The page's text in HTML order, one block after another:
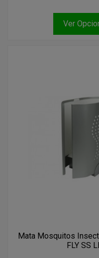
Ver
Mata Mosquitos
FLY SS